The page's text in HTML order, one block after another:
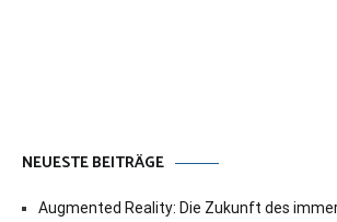
NEUESTE BEITRÄGE
Augmented Reality: Die Zukunft des